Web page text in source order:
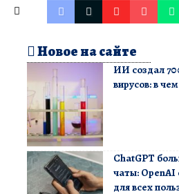
Новое на сайте
ИИ создал
вирусов: в
ChatGPT
чаты: OpenAI
для всех